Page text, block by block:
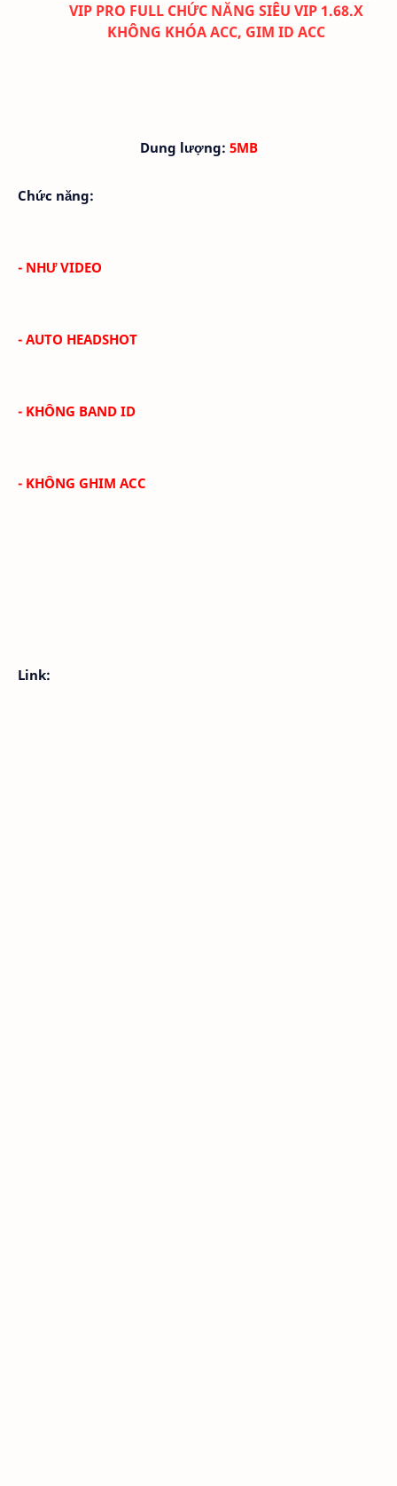
VIP PRO FULL CHỨC NĂNG SIÊU VIP 1.68.X
KHÔNG KHÓA ACC, GIM ID ACC
Dung lượng: 5MB
Chức năng:
- NHƯ VIDEO
- AUTO HEADSHOT
- KHÔNG BAND ID
- KHÔNG GHIM ACC
Link: